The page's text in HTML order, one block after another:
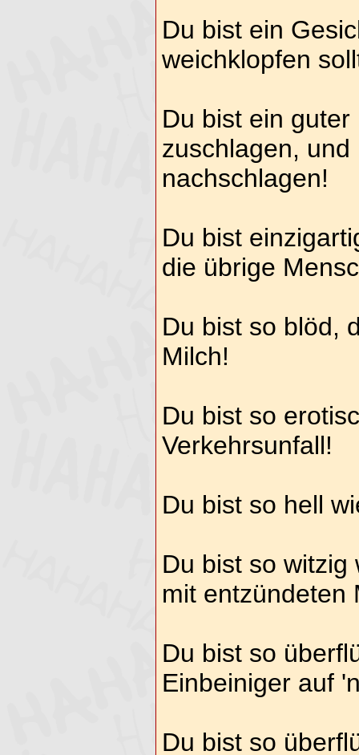
Du bist ein
weichklopfen
Du bist ein
zuschlagen,
nachschlagen!
Du bist
die übrige
Du bist so blöd,
Milch!
Du bist so
Verkehrsunfall!
Du bist so hell
Du bist so witzig
mit entzündeten
Du bist so
Einbeiniger auf
Du bist so